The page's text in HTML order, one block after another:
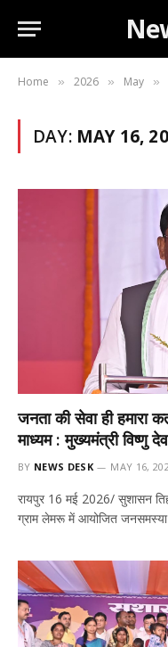
Home » 2026 » May »
DAY: MAY 16,
जनता की सेवा ही हमारा
माध्यम : मुख्यमंत्री विष्णु
BY NEWS DESK MAY 16,
रायपुर 16 मई 2026/ सुशासन
ग्राम लेमरू में आयोजित जनसमस्या